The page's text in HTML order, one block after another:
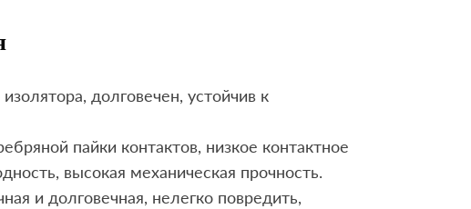
долговечен, устойчив к
пайки контактов, низкое контактное
высокая механическая прочность.
и долговечная, нелегко повредить,